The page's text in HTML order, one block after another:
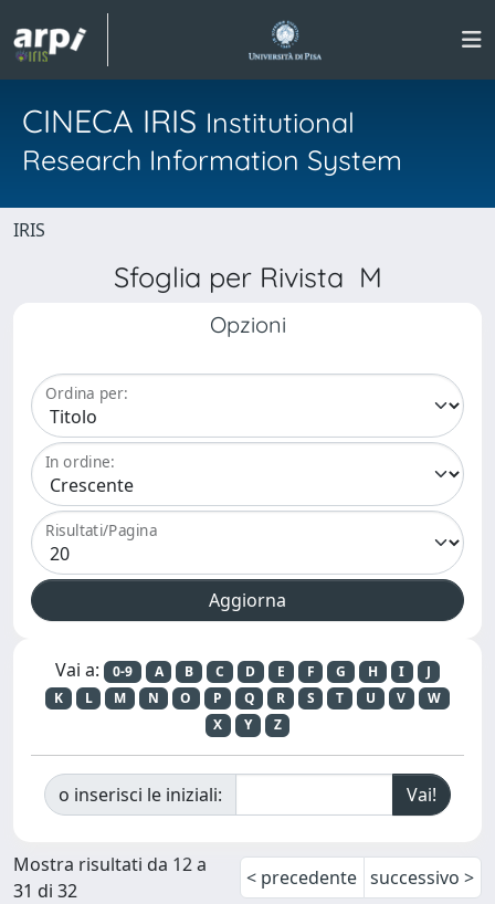
CINECA IRIS Institutional
Research Information System
IRIS
Sfoglia per Rivista M
Opzioni
Ordina per:
In ordine:
Risultati/Pagina
Vai a: 0-9 A B C D E F G H I
J
K
L M N O P Q R S T U V
W
X
Y Z
o inserisci le iniziali:
Mostra risultati da 12 a
31 di 32
< precedente successivo >